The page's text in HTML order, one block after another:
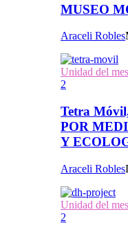
MUSEO
Araceli Robles
Unidad del mes
2
Tetra
POR
Y
Araceli Robles
Unidad del mes
2